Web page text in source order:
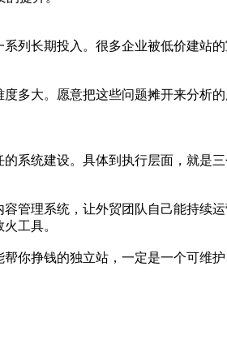
列长期投入。很多企业被低价建站
多大。愿意把这些问题摊开来分析
系统建设。具体到执行层面，就是
管理系统，让外贸团队自己能持续
工具。
你挣钱的独立站，一定是一个可维